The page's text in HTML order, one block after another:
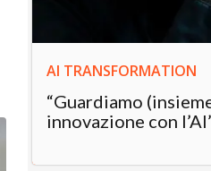
AI TRANSFORMATION
“Guardiamo
innovazione con